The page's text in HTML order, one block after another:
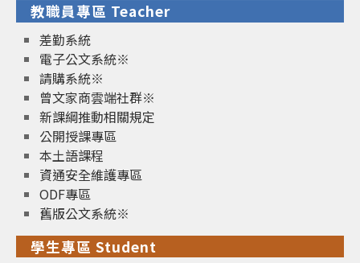
教職員專區 Teacher
差勤系統
電子公文系統※
請購系統※
曾文家商雲端社群※
新課綱推動相關規定
公開授課專區
本土語課程
資通安全維護專區
ODF專區
舊版公文系統※
學生專區 Student